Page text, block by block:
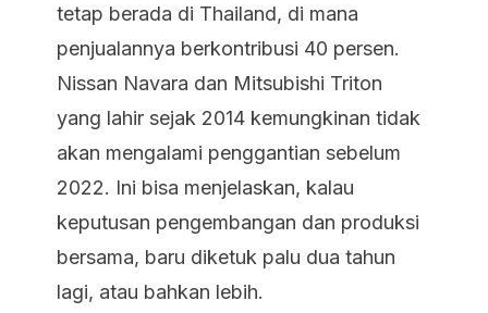
tetap berada di Thailand, di mana
penjualannya berkontribusi 40 persen.
Nissan Navara dan Mitsubishi Triton
yang lahir sejak 2014 kemungkinan tidak
akan mengalami penggantian sebelum
2022. Ini bisa menjelaskan, kalau
keputusan pengembangan dan produksi
bersama, baru diketuk palu dua tahun
lagi, atau bahkan lebih.